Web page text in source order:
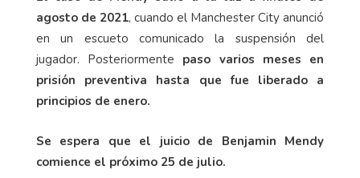
agosto de 2021, cuando el Manchester City anunció
en un escueto comunicado la suspensión del
jugador. Posteriormente paso varios meses en
prisión preventiva hasta que fue liberado a
principios de enero.
Se espera que el juicio de Benjamin Mendy
comience el próximo 25 de julio.